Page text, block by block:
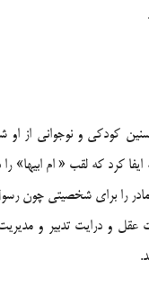
كودكي و نوجواني از
كرد كه لقب « ام ابيها»
را براي شخصيتي چون
و درايت تدبير و مديريت